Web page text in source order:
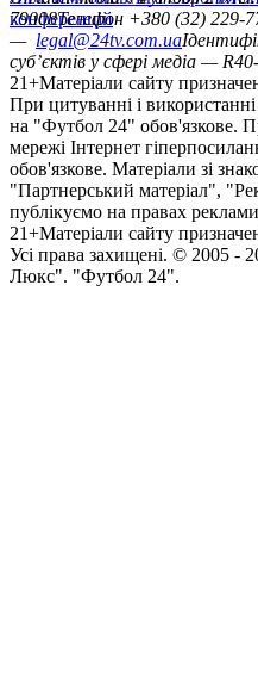
конференцій
79008Телефон +380 (32) 229-
— legal@24tv.com.ua
суб’єктів у сфері медіа —
21+Матеріали сайту
При цитуванні і
на "Футбол 24" обов'язкове.
мережі Інтернет
обов'язкове. Матеріали зі
"Партнерський матеріал",
публікуємо на правах
21+Матеріали сайту
Усi права захищенi. © 2005 -
Люкс". "Футбол 24".